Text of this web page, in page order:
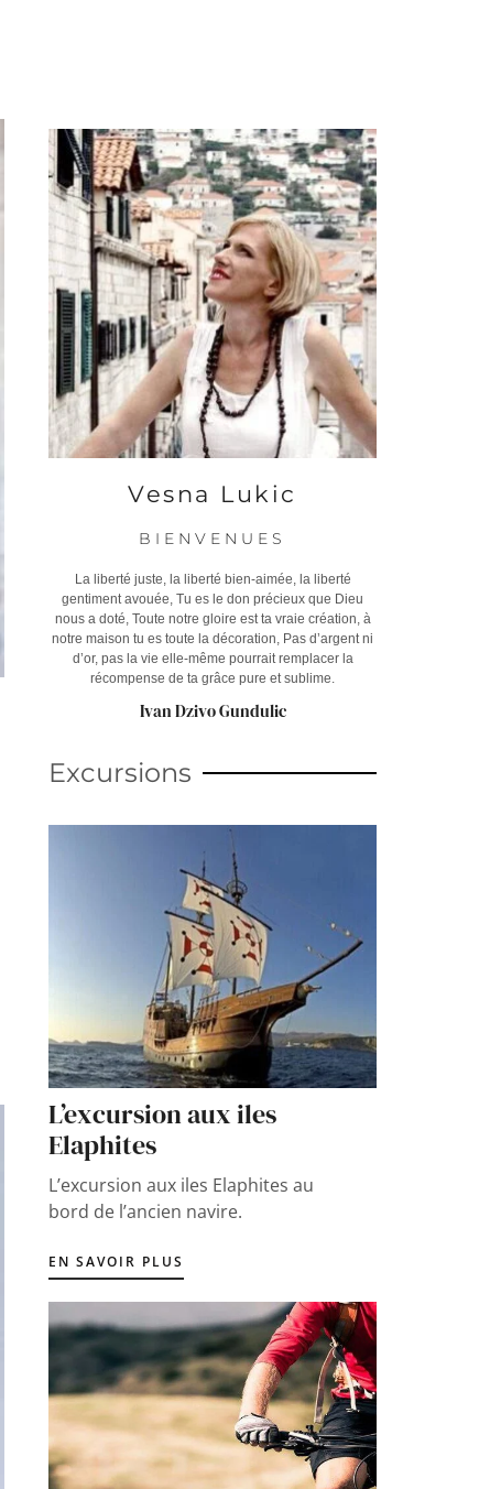
Vesna Lukic
BIENVENUES
La liberté juste, la liberté bien-aimée, la liberté
gentiment avouée, Tu es le don précieux que Dieu
nous a doté, Toute notre gloire est ta vraie création, à
notre maison tu es toute la décoration, Pas d’argent ni
d’or, pas la vie elle-même pourrait remplacer la
récompense de ta grâce pure et sublime.
Ivan Dzivo Gundulic
Excursions
L’excursion aux iles
Elaphites
L’excursion aux iles Elaphites au
bord de l’ancien navire.
EN SAVOIR PLUS